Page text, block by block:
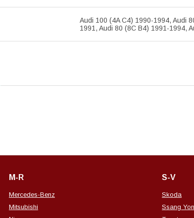
Audi 100 (4A C4) 1990-1994, Audi
1991, Audi 80 (8C B4) 1991-1994,
M-R
Mercedes-Benz
Mitsubishi
S-V
Skoda
Ssang